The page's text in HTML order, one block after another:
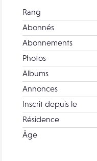
Rang
Abonnés
Abonnements
Photos
Albums
Annonces
Inscrit depuis le
Résidence
Âge